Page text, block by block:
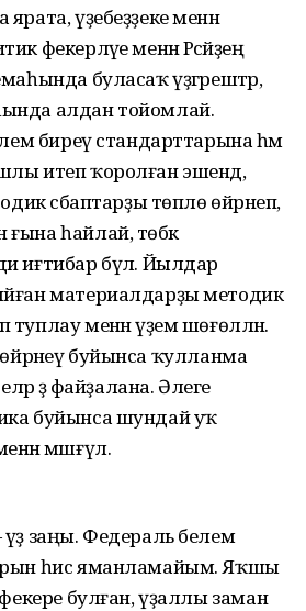
үҙебеҙҙеке менән
фекерләүе менән Рәсәйҙең
буласаҡ үҙгәрештәр,
алдан тойомлай.
биреү стандарттарына һәм
итеп ҡоролған эшендә,
әсбаптарҙы төплө өйрәнеп,
һайлай, төбәк
иғтибар бүлә. Йылдар
материалдарҙы методик
менән әүҙем шөғөлләнә.
өйрәнеү буйынса ҡулланма
ҙә файҙалана. Әлеге
буйынса шундай уҡ
мәшғүл.
заңы. Федераль белем
һис яманламайым. Яҡшы
булған, үҙаллы заман